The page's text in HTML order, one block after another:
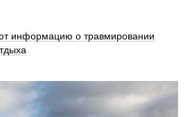
информацию о травмировании